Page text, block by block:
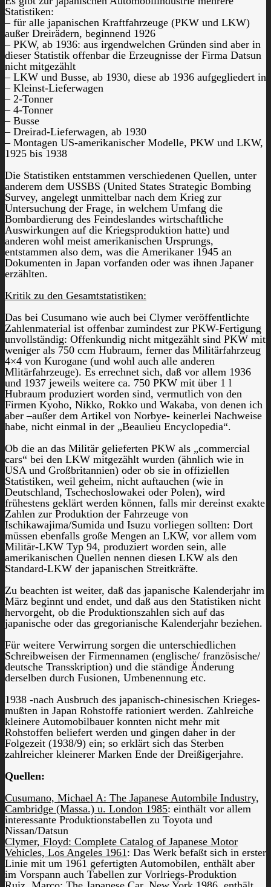
Statistiken:
– für alle japanischen Kraftfahrzeuge (PKW und LKW)
außer Dreirädern, beginnend 1926
– PKW, ab 1936: aus irgendwelchen Gründen sind aber in
dieser Statistik offenbar die Erzeugnisse der Firma Datsun
nicht mitgezählt
– LKW und Busse, ab 1930, diese ab 1936 aufgegliedert in
– Kleinst-Lieferwagen
– 2-Tonner
– 4-Tonner
– Busse
– Dreirad-Lieferwagen, ab 1930
– Montagen US-amerikanischer Modelle, PKW und LKW,
1925 bis 1938
Die Statistiken entstammen verschiedenen Quellen, unter
anderem dem USSBS (United States Strategic Bombing
Survey, angelegt unmittelbar nach dem Krieg zur
Untersuchung der Frage, in welchem Umfang die
Bombardierung des Feindeslandes wirtschaftliche
Auswirkungen auf die Kriegsproduktion hatte) und
anderen wohl meist amerikanischen Ursprungs,
entstammen also dem, was die Amerikaner 1945 an
Dokumenten in Japan vorfanden oder was ihnen Japaner
erzählten.
Kritik zu den Gesamtstatistiken:
Das bei Cusumano wie auch bei Clymer veröffentlichte
Zahlenmaterial ist offenbar zumindest zur PKW-Fertigung
unvollständig: Offenkundig nicht mitgezählt sind PKW mit
weniger als 750 ccm Hubraum, ferner das Militärfahrzeug
4×4 von Kurogane (und wohl auch alle anderen
Mlitärfahrzeuge). Es errechnet sich, daß vor allem 1936
und 1937 jeweils weitere ca. 750 PKW mit über 1 l
Hubraum produziert worden sind, vermutlich von den
Firmen Kyoho, Nikko, Rokko und Wakaba, von denen ich
aber –außer dem Artikel von Norbye- keinerlei Nachweise
habe, nicht einmal in der „Beaulieu Encyclopedia“.
Ob die an das Militär gelieferten PKW als „commercial
cars“ bei den LKW mitgezählt wurden (ähnlich wie in
USA und Großbritannien) oder ob sie in offiziellen
Statistiken, weil geheim, nicht auftauchen (wie in
Deutschland, Tschechoslowakei oder Polen), wird
frühestens geklärt werden können, falls mir dereinst exakte
Zahlen zur Produktion der Fahrzeuge von
Ischikawajima/Sumida und Isuzu vorliegen sollten: Dort
müssen ebenfalls große Mengen an LKW, vor allem vom
Militär-LKW Typ 94, produziert worden sein, alle
amerikanischen Quellen nennen diesen LKW als den
Standard-LKW der japanischen Streitkräfte.
Zu beachten ist weiter, daß das japanische Kalenderjahr im
März beginnt und endet, und daß aus den Statistiken nicht
hervorgeht, ob die Produktionszahlen sich auf das
japanische oder das gregorianische Kalenderjahr beziehen.
Für weitere Verwirrung sorgen die unterschiedlichen
Schreibweisen der Firmennamen (englische/ französische/
deutsche Transskription) und die ständige Änderung
derselben durch Fusionen, Umbenennung etc.
1938 -nach Ausbruch des japanisch-chinesischen Krieges-
mußten in Japan Rohstoffe rationiert werden. Zahlreiche
kleinere Automobilbauer konnten nicht mehr mit
Rohstoffen beliefert werden und gingen daher in der
Folgezeit (1938/9) ein; so erklärt sich das Sterben
zahlreicher kleinerer Marken Ende der Dreißigerjahre.
Quellen:
Cusumano, Michael A: The Japanese Autombile Industry,
Cambridge (Massa.) u. London 1985: einthält vor allem
interessante Produktionstabellen zu Toyota und
Nissan/Datsun
Clymer, Floyd: Complete Catalog of Japanese Motor
Vehicles, Los Angeles 1961: Das Werk befaßt sich in erster
Linie mit um 1961 gefertigten Automobilen, enthält aber
im Vorspann auch Tabellen zur Vorlriegs-Produktion